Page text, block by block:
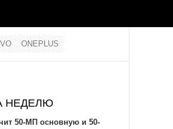
ONEPLUS
НЕДЕЛЮ
50-МП основную и 50-